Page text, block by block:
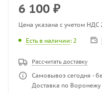
6 100 ₽
Цена указана с учетом НДС
Есть в наличии: 2
Рассчитать доставку
Самовывоз сегодня -
Доставка по Воронежу